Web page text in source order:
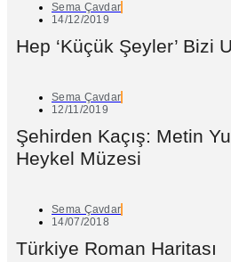
Sema Çavdar
14/12/2019
Hep ‘Küçük Şeyler’ Bizi
Sema Çavdar
12/11/2019
Şehirden Kaçış: Metin
Heykel Müzesi
Sema Çavdar
14/07/2018
Türkiye Roman Haritası